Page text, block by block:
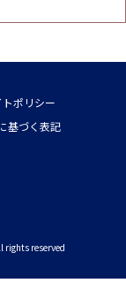
ポリシー
基づく表記
rights reserved